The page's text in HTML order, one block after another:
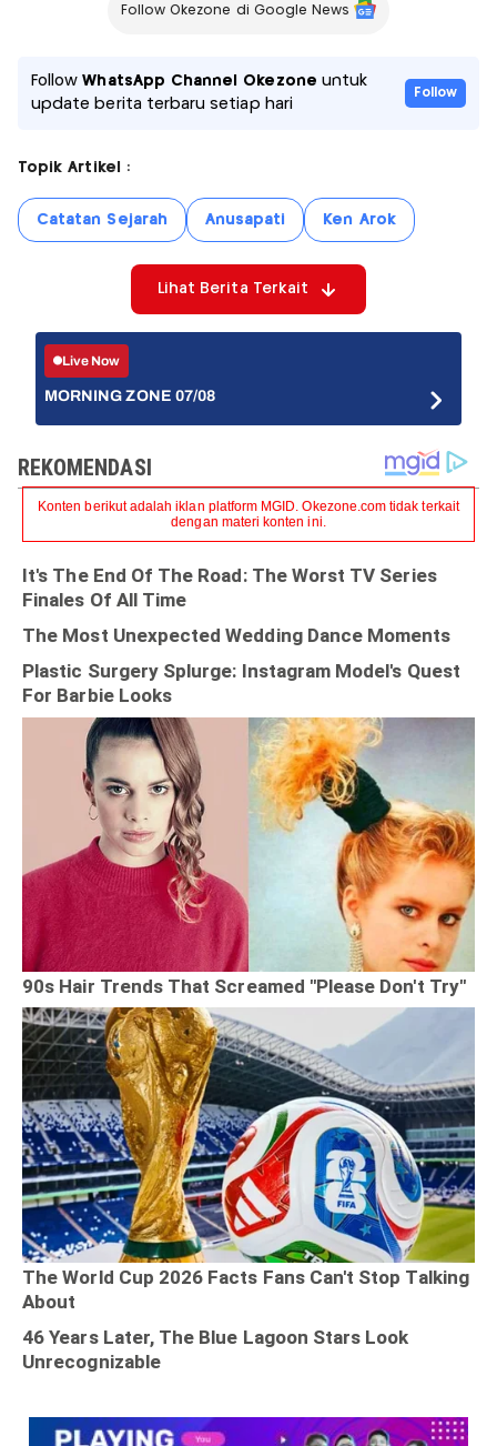
Follow Okezone di Google News
FollowWhatsApp Channel Okezone untuk
update berita terbaru setiap hari
Follow
Topik Artikel :
Catatan Sejarah Anusapati Ken Arok
Lihat Berita Terkait
Live Now
MORNING ZONE 07/08